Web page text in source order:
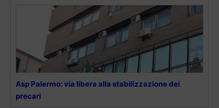
Asp Palermo: via libera alla stabilizzazione dei
precari